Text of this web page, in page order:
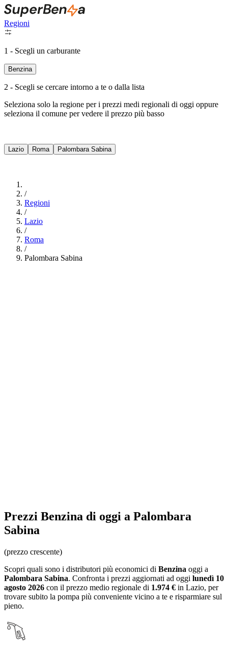
Regioni
1 - Scegli un carburante
Benzina
2 - Scegli se cercare intorno a te o dalla lista
Seleziona solo la regione per i prezzi medi regionali di oggi oppure
seleziona il comune per vedere il prezzo più basso
Lazio Roma Palombara Sabina
/
Regioni
/
Lazio
/
Roma
/
Palombara Sabina
Prezzi Benzina di oggi a Palombara
Sabina
(prezzo crescente)
Scopri quali sono i distributori più economici di Benzina oggi a
Palombara Sabina. Confronta i prezzi aggiornati ad oggi lunedì 10
agosto 2026 con il prezzo medio regionale di 1.974 € in Lazio, per
trovare subito la pompa più conveniente vicino a te e risparmiare sul
pieno.